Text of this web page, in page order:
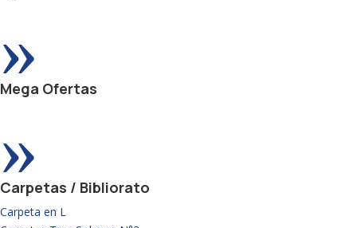
»
Mega Ofertas
»
Carpetas / Bibliorato
Carpeta en L